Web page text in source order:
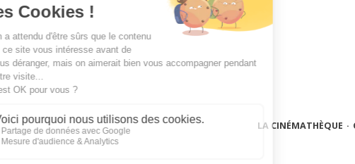
LA CINÉMATHÈQUE ·